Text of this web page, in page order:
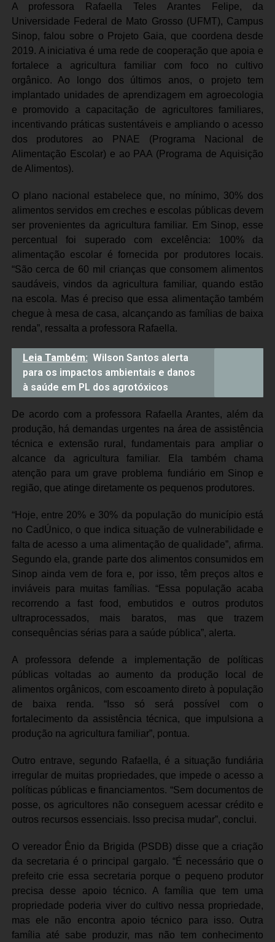
A professora Rafaella Teles Arantes Felipe, da
Universidade Federal de Mato Grosso (UFMT), Campus
Sinop, falou sobre o Projeto Gaia, que coordena desde
2019. A iniciativa é uma rede de cooperação que apoia e
fortalece a agricultura familiar com foco no cultivo
orgânico. Ao longo dos últimos anos, o projeto tem
implantado unidades de aprendizagem em agroecologia
e promovido a capacitação de agricultores familiares,
incentivando práticas sustentáveis e ampliando o acesso
dos produtores ao PNAE (Programa Nacional de
Alimentação Escolar) e ao PAA (Programa de Aquisição
de Alimentos).
O plano nacional estabelece que, no mínimo, 30% dos
alimentos servidos em creches e escolas públicas devem
ser provenientes da agricultura familiar. Em Sinop, esse
percentual foi superado com excelência: 100% da
alimentação escolar é fornecida por produtores locais.
“São cerca de 60 mil crianças que consomem alimentos
saudáveis, vindos da agricultura familiar, quando estão
na escola. Mas é preciso que essa alimentação também
chegue à mesa de casa, alcançando as famílias de baixa
renda”, ressalta a professora Rafaella.
Leia Também: Wilson Santos alerta
para os impactos ambientais e danos
à saúde em PL dos agrotóxicos
De acordo com a professora Rafaella Arantes, além da
produção, há demandas urgentes na área de assistência
técnica e extensão rural, fundamentais para ampliar o
alcance da agricultura familiar. Ela também chama
atenção para um grave problema fundiário em Sinop e
região, que atinge diretamente os pequenos produtores.
“Hoje, entre 20% e 30% da população do município está
no CadÚnico, o que indica situação de vulnerabilidade e
falta de acesso a uma alimentação de qualidade”, afirma.
Segundo ela, grande parte dos alimentos consumidos em
Sinop ainda vem de fora e, por isso, têm preços altos e
inviáveis para muitas famílias. “Essa população acaba
recorrendo a fast food, embutidos e outros produtos
ultraprocessados, mais baratos, mas que trazem
consequências sérias para a saúde pública”, alerta.
A professora defende a implementação de políticas
públicas voltadas ao aumento da produção local de
alimentos orgânicos, com escoamento direto à população
de baixa renda. “Isso só será possível com o
fortalecimento da assistência técnica, que impulsiona a
produção na agricultura familiar”, pontua.
Outro entrave, segundo Rafaella, é a situação fundiária
irregular de muitas propriedades, que impede o acesso a
políticas públicas e financiamentos. “Sem documentos de
posse, os agricultores não conseguem acessar crédito e
outros recursos essenciais. Isso precisa mudar”, conclui.
O vereador Ênio da Brigida (PSDB) disse que a criação
da secretaria é o principal gargalo. “É necessário que o
prefeito crie essa secretaria porque o pequeno produtor
precisa desse apoio técnico. A família que tem uma
propriedade poderia viver do cultivo nessa propriedade,
mas ele não encontra apoio técnico para isso. Outra
família até sabe produzir, mas não tem conhecimento